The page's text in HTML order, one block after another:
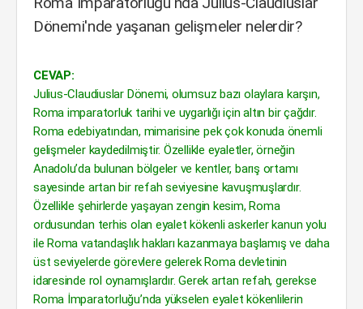
Dönemi'nde yaşanan gelişmeler nelerdir?
CEVAP:
Julius-Claudiuslar Dönemi, olumsuz bazı olaylara karşın,
Roma imparatorluk tarihi ve uygarlığı için altın bir çağdır.
Roma edebiyatından, mimarisine pek çok konuda önemli
gelişmeler kaydedilmiştir. Özellikle eyaletler, örneğin
Anadolu’da bulunan bölgeler ve kentler, barış ortamı
sayesinde artan bir refah seviyesine kavuşmuşlardır.
Özellikle şehirlerde yaşayan zengin kesim, Roma
ordusundan terhis olan eyalet kökenli askerler kanun yolu
ile Roma vatandaşlık hakları kazanmaya başlamış ve daha
üst seviyelerde görevlere gelerek Roma devletinin
idaresinde rol oynamışlardır. Gerek artan refah, gerekse
Roma İmparatorluğu’nda yükselen eyalet kökenlilerin